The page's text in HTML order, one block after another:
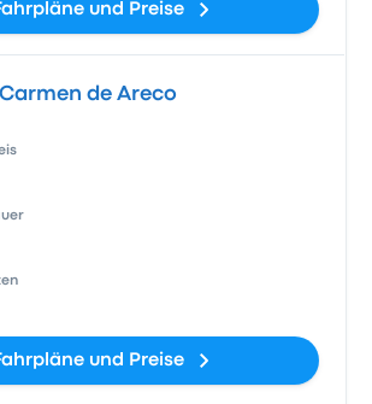
und Preise
de Areco
und Preise